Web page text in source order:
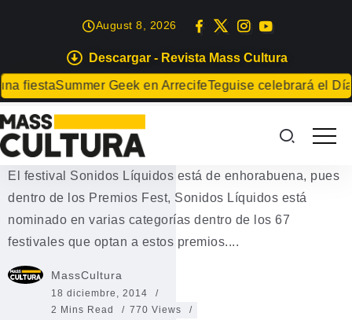
Descargar - Revista Mass Cultura
fiestaSummer Geek en ArrecifeTeguise celebrará el Día
August 8, 2026
MÚSICA
Sonidos Líquidos, entre los
mejores Festivales de España
El festival Sonidos Líquidos está de enhorabuena, pues
dentro de los Premios Fest, Sonidos Líquidos está
nominado en varias categorías dentro de los 67
festivales que optan a estos premios....
MassCultura
18 diciembre, 2014
2 Mins Read
770 Views